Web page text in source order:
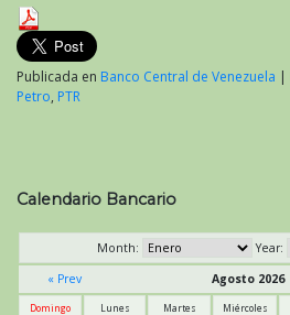
Publicada en Banco Central de Venezuela |
Petro, PTR
Calendario Bancario
Month:
Year:
« Prev
Agosto 2026
Domingo Lunes Martes Miércoles